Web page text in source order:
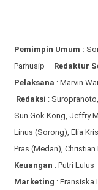
Pemimpin Umum :
Parhusip – Redaktur
Pelaksana : Marvin
Redaksi :
Sun Gok Kong, Jeffry
Linus (Sorong), Elia
Pras (Medan), Christian
Keuangan : Putri Lulus
Marketing : Fransiska